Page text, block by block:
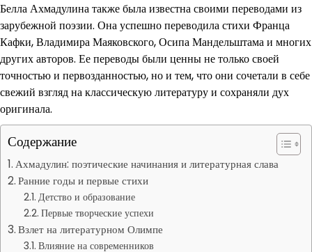
Белла Ахмадулина также была известна своими переводами из
зарубежной поэзии. Она успешно переводила стихи Франца
Кафки, Владимира Маяковского, Осипа Мандельштама и многих
других авторов. Ее переводы были ценны не только своей
точностью и первозданностью, но и тем, что они сочетали в себе
свежий взгляд на классическую литературу и сохраняли дух
оригинала.
Содержание
Ахмадулин: поэтические начинания и литературная слава
Ранние годы и первые стихи
Детство и образование
Первые творческие успехи
Взлет на литературном Олимпе
Влияние на современников